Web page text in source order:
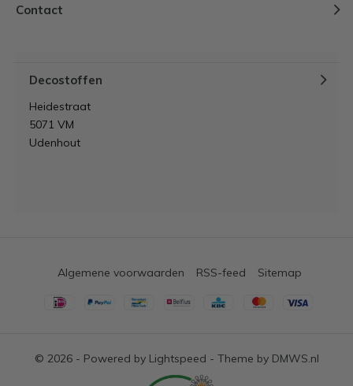
Contact
Decostoffen
Heidestraat
5071 VM
Udenhout
© 2026 - Powered by Lightspeed - Theme by DMWS.nl
Algemene voorwaarden RSS-feed Sitemap